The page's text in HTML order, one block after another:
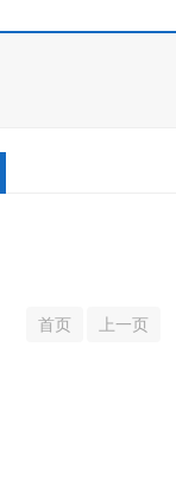
首页 上一页